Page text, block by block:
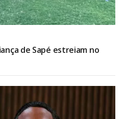
de Sapé estreiam no